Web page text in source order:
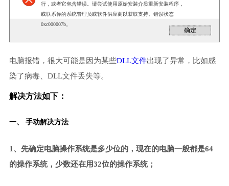
行，或者它包含错误。请尝试使用原始安装介质重新安装程序，
或联系你的系统管理员或软件供应商以获取支持。错误状态
0xc000007b。
电脑报错，很大可能是因为某些DLL文件出现了异常，比如感
染了病毒、DLL文件丢失等。
解决方法如下：
一、 手动解决方法
1、先确定电脑操作系统是多少位的，现在的电脑一般都是64
的操作系统，少数还在用32位的操作系统；